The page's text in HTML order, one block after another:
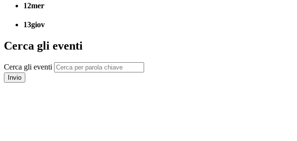
12mer
13giov
Cerca gli eventi
Cerca gli eventi
Invio